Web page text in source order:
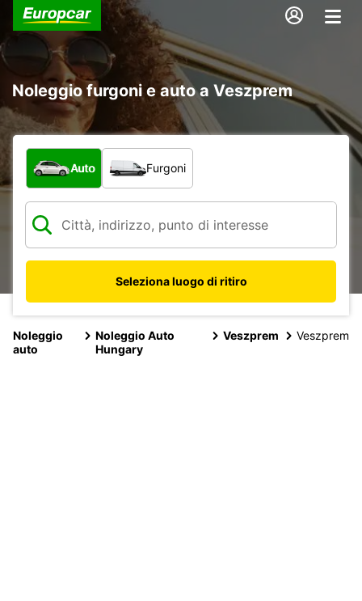
Noleggio furgoni e auto a Veszprem
Scegli la tipologia di veicolo:
Auto Furgoni
Seleziona luogo di ritiro
Noleggio
auto
Noleggio Auto
Hungary
Veszprem Veszprem